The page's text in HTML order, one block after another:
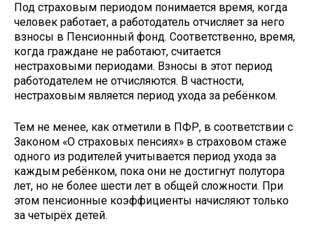
Под страховым периодом понимается время, когда
человек работает, а работодатель отчисляет за него
взносы в Пенсионный фонд. Соответственно, время,
когда граждане не работают, считается
нестраховыми периодами. Взносы в этот период
работодателем не отчисляются. В частности,
нестраховым является период ухода за ребёнком.
Тем не менее, как отметили в ПФР, в соответствии с
Законом «О страховых пенсиях» в страховом стаже
одного из родителей учитывается период ухода за
каждым ребёнком, пока они не достигнут полутора
лет, но не более шести лет в общей сложности. При
этом пенсионные коэффициенты начисляют только
за четырёх детей.